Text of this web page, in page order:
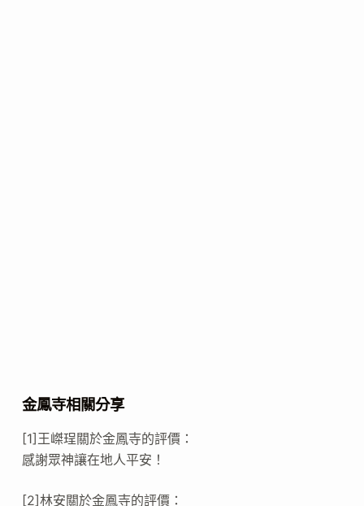
金鳳寺相關分享
[1]王嵥珵關於金鳳寺的評價：
感謝眾神讓在地人平安！
[2]林安關於金鳳寺的評價：